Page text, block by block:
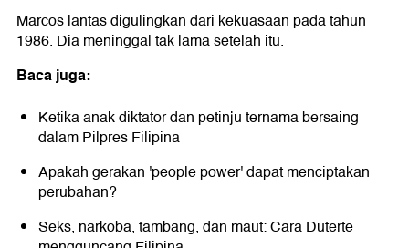
Marcos lantas digulingkan dari kekuasaan pada tahun
1986. Dia meninggal tak lama setelah itu.
Baca juga:
Ketika anak diktator dan petinju ternama bersaing
dalam Pilpres Filipina
Apakah gerakan 'people power' dapat menciptakan
perubahan?
Seks, narkoba, tambang, dan maut: Cara Duterte